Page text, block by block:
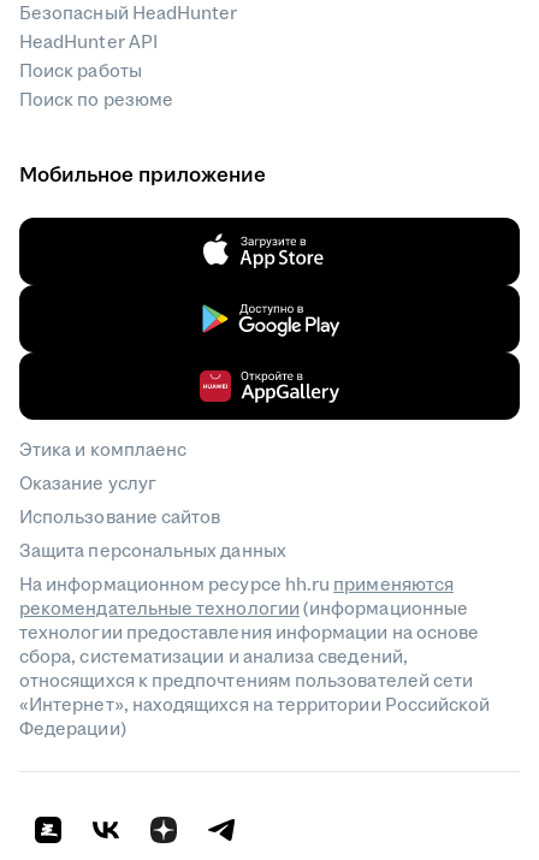
Безопасный HeadHunter
HeadHunter API
Поиск работы
Поиск по резюме
Мобильное приложение
Этика и комплаенс
Оказание услуг
Использование сайтов
Защита персональных данных
На информационном ресурсе hh.ru применяются
рекомендательные технологии(информационные
технологии предоставления информации на основе
сбора, систематизации и анализа сведений,
относящихся к предпочтениям пользователей сети
«Интернет», находящихся на территории Российской
Федерации)